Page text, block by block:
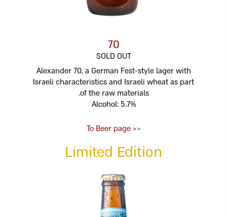
70
SOLD OUT
Alexander 70, a German Fest-style lager with
Israeli characteristics and Israeli wheat as part
of the raw materials.
Alcohol: 5.7%
<< To Beer page
Limited Edition